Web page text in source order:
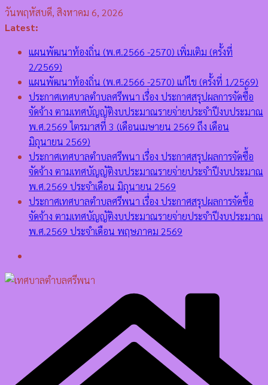
Skip
to
วันพฤหัสบดี, สิงหาคม 6, 2026
Latest:
แผนพัฒนาท้องถิ่น (พ.ศ.2566 -2570) เพิ่มเติม (ครั้งที่
2/2569)
แผนพัฒนาท้องถิ่น (พ.ศ.2566 -2570) แก้ไข (ครั้งที่ 1/2569)
ประกาศเทศบาลตำบลศรีพนา เรื่อง ประกาศสรุปผลการจัดซื้อ
จัดจ้าง ตามเทศบัญญัติงบประมาณรายจ่ายประจำปีงบประมาณ
พ.ศ.2569 ไตรมาสที่ 3 (เดือนเมษายน 2569 ถึง เดือน
มิถุนายน 2569)
ประกาศเทศบาลตำบลศรีพนา เรื่อง ประกาศสรุปผลการจัดซื้อ
จัดจ้าง ตามเทศบัญญัติงบประมาณรายจ่ายประจำปีงบประมาณ
พ.ศ.2569 ประจำเดือน มิถุนายน 2569
ประกาศเทศบาลตำบลศรีพนา เรื่อง ประกาศสรุปผลการจัดซื้อ
จัดจ้าง ตามเทศบัญญัติงบประมาณรายจ่ายประจำปีงบประมาณ
พ.ศ.2569 ประจำเดือน พฤษภาคม 2569